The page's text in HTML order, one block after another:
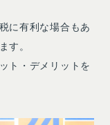
に有利な場合もあ
す。
ト・デメリットを